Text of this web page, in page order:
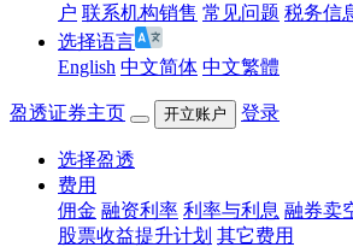
户 联系机构销售 常见问题 税务信
选择语言
English 中文简体 中文繁體
盈透证券主页 开立账户 登录
选择盈透
费用
佣金 融资利率 利率与利息 融券卖
股票收益提升计划 其它费用